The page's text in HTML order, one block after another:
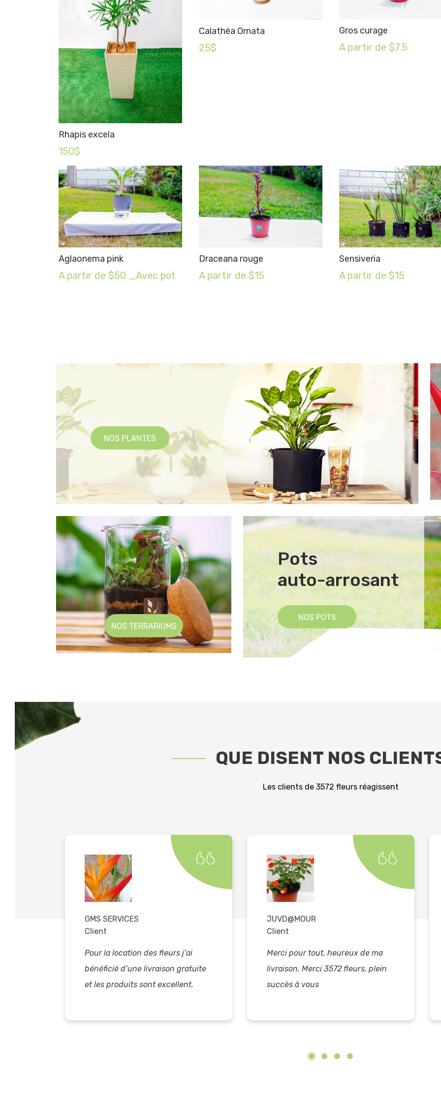
Rhapis excela
150$
Calathéa Ornata
25$
Gros curage
A partir de $7.5
Aglaonema pink
A partir de $50 _Avec pot
Draceana rouge
A partir de $15
Sensiveria
A partir de $15
NOS PLANTES
NOS TERRARIUMS
Pots
auto-arrosant
NOS POTS
QUE DISENT NOS
Les clients de 3572 fleurs réagissent
GMS SERVICES
Client
Pour la location des fleurs j’ai
bénéficié d’une livraison gratuite
et les produits sont excellent.
JUVD@MOUR
Client
Merci pour tout, heureux de ma
livraison. Merci 3572 fleurs, plein
succès à vous